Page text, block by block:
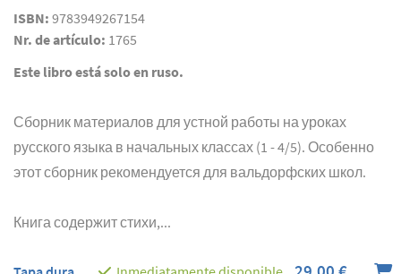
ISBN: 9783949267154
Nr. de artículo: 1765
Este libro está solo en ruso.
Сборник материалов для устной работы на уроках
русского языка в начальных классах (1 - 4/5). Особенно
этот сборник рекомендуется для вальдорфских школ.
Книга содержит стихи,...